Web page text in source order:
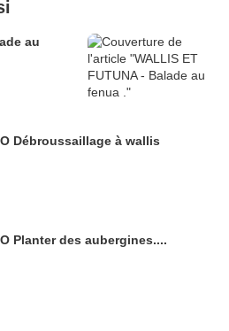
au
FUTUNA VIDEO Débroussaillage à wallis
ET FUTUNA VIDEO Planter des aubergines....